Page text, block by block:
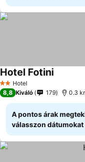
2 Kategória
Hotel
Hotel Fotini
8,8 Kiváló 179 0.3
A pontos árak
válasszon dátumokat